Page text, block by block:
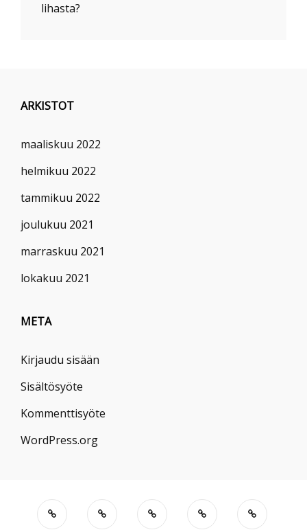
lihasta?
ARKISTOT
maaliskuu 2022
helmikuu 2022
tammikuu 2022
joulukuu 2021
marraskuu 2021
lokakuu 2021
META
Kirjaudu sisään
Sisältösyöte
Kommenttisyöte
WordPress.org